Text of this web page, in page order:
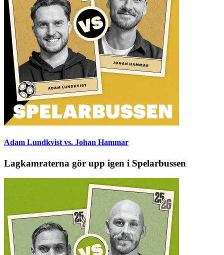
Adam Lundkvist vs. Johan Hammar
Lagkamraterna gör upp igen i Spelarbussen